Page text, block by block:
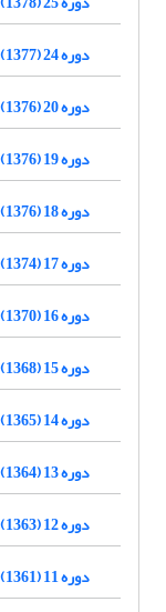
دوره 24 (1377)
دوره 20 (1376)
دوره 19 (1376)
دوره 18 (1376)
دوره 17 (1374)
دوره 16 (1370)
دوره 15 (1368)
دوره 14 (1365)
دوره 13 (1364)
دوره 12 (1363)
دوره 11 (1361)